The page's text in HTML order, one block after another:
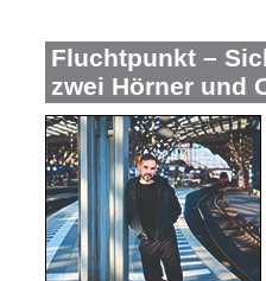
Fluchtpunkt –
zwei Hörner und